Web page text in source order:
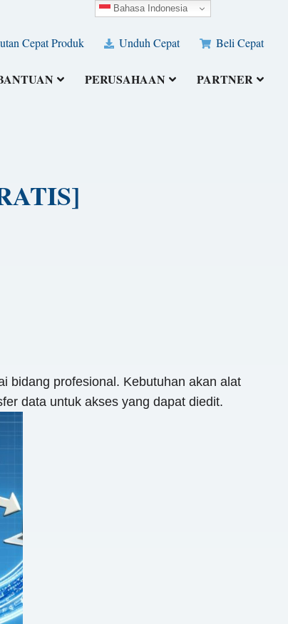
Cepat Produk Unduh Cepat Beli Cepat
PERUSAHAAN PARTNER
bidang profesional. Kebutuhan akan alat
data untuk akses yang dapat diedit.
Bahasa Indonesia